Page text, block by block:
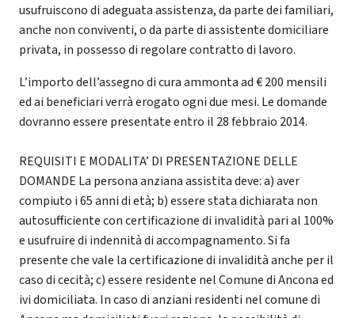
usufruiscono di adeguata assistenza, da parte dei familiari,
anche non conviventi, o da parte di assistente domiciliare
privata, in possesso di regolare contratto di lavoro.
L’importo dell’assegno di cura ammonta ad € 200 mensili
ed ai beneficiari verrà erogato ogni due mesi. Le domande
dovranno essere presentate entro il 28 febbraio 2014.
REQUISITI E MODALITA’ DI PRESENTAZIONE DELLE
DOMANDE La persona anziana assistita deve: a) aver
compiuto i 65 anni di età; b) essere stata dichiarata non
autosufficiente con certificazione di invalidità pari al 100%
e usufruire di indennità di accompagnamento. Si fa
presente che vale la certificazione di invalidità anche per il
caso di cecità; c) essere residente nel Comune di Ancona ed
ivi domiciliata. In caso di anziani residenti nel comune di